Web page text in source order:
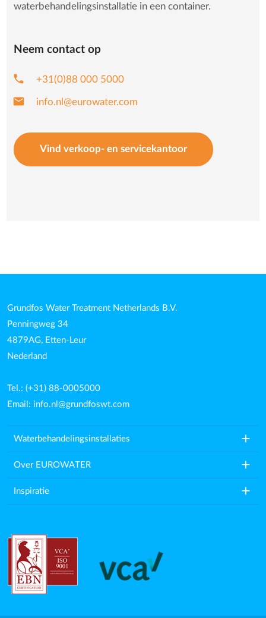
waterbehandelingsinstallatie in een container.
Neem contact op
phone +31(0)88 000 5000
mail info.nl@eurowater.com
Vind verkoop- en servicekantoor
Grundfos Water Treatment Netherlands B.V.
Penningweg 34
4879AG, Etten-Leur
Nederland
Tel.: (+31) 88-0005000
Email: info.nl@grundfoswt.com
Waterbehandelingsinstallaties add
Over EUROWATER add
Inspiratie add